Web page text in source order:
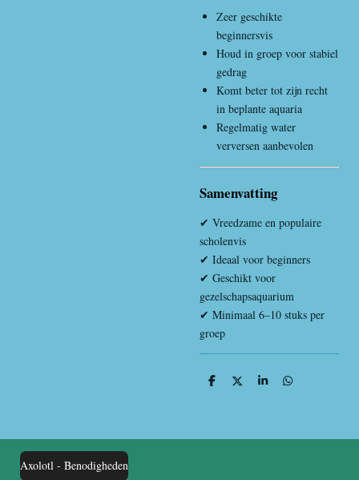
Zeer geschikte
beginnersvis
Houd in groep voor stabiel
gedrag
Komt beter tot zijn recht
in beplante aquaria
Regelmatig water
verversen aanbevolen
Samenvatting
✔ Vreedzame en populaire
scholenvis
✔ Ideaal voor beginners
✔ Geschikt voor
gezelschapsaquarium
✔ Minimaal 6–10 stuks per
groep
D
D
S
D
Axolotl - Benodigheden